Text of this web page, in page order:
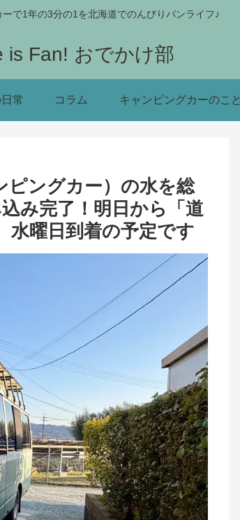
で1年の3分の1を北海道でのんびりバンライフ♪
常 コラム キャンピングカーのこと
ピングカー）の水を総
み完了！明日から「道
曜日到着の予定です